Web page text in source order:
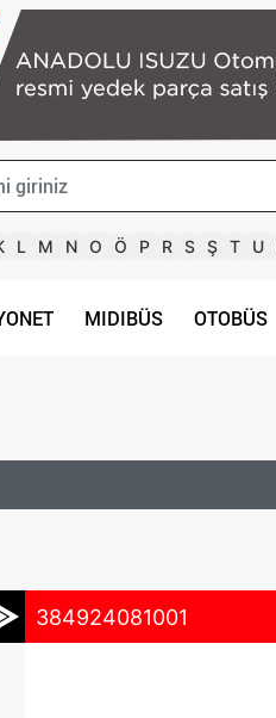
L M N O Ö P R S Ş T U
MIDIBÜS OTOBÜS
384924081001